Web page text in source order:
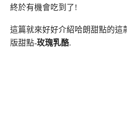
終於有機會吃到了!
這篇就來好好介紹哈朗甜點的這
版甜點-玫瑰乳酪.